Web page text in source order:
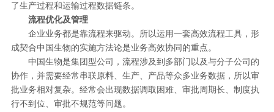
了生产过程和运输过程数据链条。
流程优化及管理
企业业务都是靠流程来驱动。所以运用一套高效流程工具，形
成契合中国生物的实施方法论是业务高效协同的重点。
中国生物是集团型公司，流程涉及到多部门以及与分子公司的
协作，并需要经常串联原料、生产、产品等众多业务数据，所以审
批业务相对复杂。经常会出现数据调取困难、审批周期长、制度执
行不到位、审批不规范等问题。